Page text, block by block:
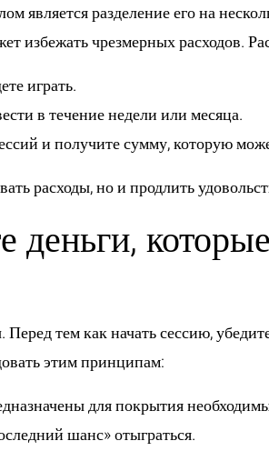
является разделение его на
избежать чрезмерных расходов.
играть.
в течение недели или месяца.
и получите сумму, которую
расходы, но и продлить
деньги,
тем как начать сессию,
этим принципам:
для покрытия
шанс» отыграться.